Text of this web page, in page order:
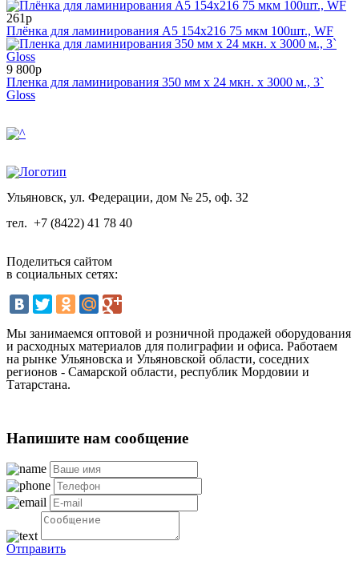
261р
Плёнка для ламинирования А5 154х216 75 мкм 100шт., WF
9 800р
Пленка для ламинирования 350 мм x 24 мкн. x 3000 м., 3`
Gloss
Ульяновск, ул. Федерации, дом № 25, оф. 32
тел. +7 (8422) 41 78 40
Поделиться сайтом
в социальных сетях:
Мы занимаемся оптовой и розничной продажей оборудования
и расходных материалов для полиграфии и офиса. Работаем
на рынке Ульяновска и Ульяновской области, соседних
регионов - Самарской области, республик Мордовии и
Татарстана.
Напишите нам сообщение
Отправить